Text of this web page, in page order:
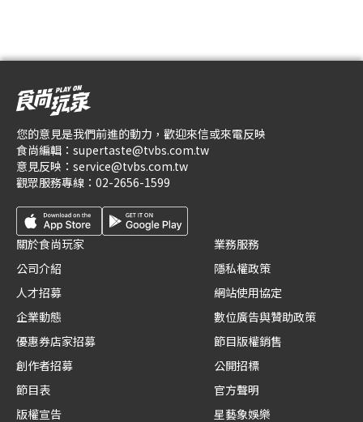
您的意見是我們前進的動力，歡迎來信或來電反映
食尚編輯： supertaste@tvbs.com.tw
意見反映： service@tvbs.com.tw
觀眾服務專線： 02-2656-1599
關於食尚玩家
公司介紹
人才招募
企業動態
優惠券店家招募
創作者招募
節目表
版權宣告
業務服務
隱私權政策
網站使用協定
數位廣告與贊助政策
節目版權銷售
公開招標
官方聲明
星藝象娛樂